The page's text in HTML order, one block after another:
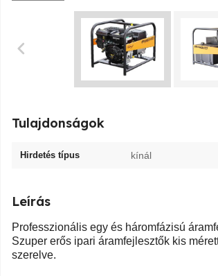
Tulajdonságok
Hirdetés típus kínál
Leírás
Professzionális egy és háromfázisú
Szuper erős ipari áramfejlesztők kis
szerelve.